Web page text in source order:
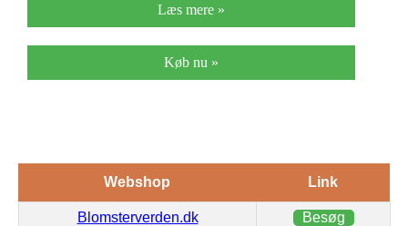
Læs mere »
Køb nu »
Webshop Link
Blomsterverden.dk Besøg